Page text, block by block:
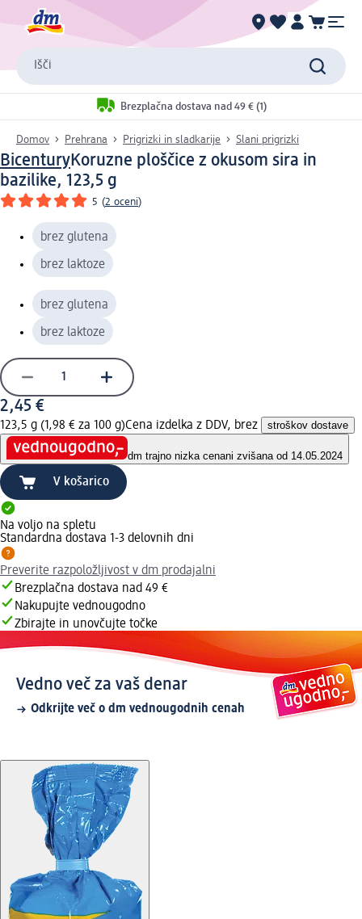
Išči
Brezplačna dostava nad 49 € (1)
Domov Prehrana Prigrizki in sladkarije Slani prigrizki
BicenturyKoruzne ploščice z okusom sira in
bazilike, 123,5 g
5 (2 oceni)
brez glutena
brez laktoze
brez glutena
brez laktoze
2,45 €
123,5 g (1,98 € za 100 g)Cena izdelka z DDV, brez stroškov dostave
dm trajno nizka cenani zvišana od 14.05.2024
V košarico
Na voljo na spletu
Standardna dostava 1-3 delovnih dni
Preverite razpoložljivost v dm prodajalni
Brezplačna dostava nad 49 €
Nakupujte vednougodno
Zbirajte in unovčujte točke
Vedno več za vaš denar
Odkrijte več o dm vednougodnih cenah